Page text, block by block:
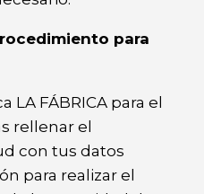
para
LA FÁBRICA para el
rellenar el
con tus datos
para realizar el